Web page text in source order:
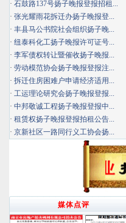
· 石鼓路137号扬子晚报登报招租...
· 张光耀雨花拆迁办扬子晚报登...
· 丰县马公书院社会组织扬子晚...
· 纽泰科化工扬子晚报许可证号...
· 李军债权转让暨催收扬子晚报...
· 劳动模范协会扬子晚报登报注...
· 拆迁住房困难户申请经济适用...
· 工运理论研究会扬子晚报登报...
· 中邦敬诚工程扬子晚报登报中...
· 租赁权扬子晚报登报拍租公告...
· 京新社区一路同行义工协会扬...
媒体点评